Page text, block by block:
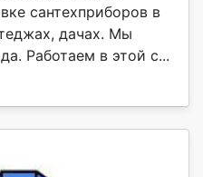
сантехприборов в
дачах. Мы
Работаем в этой с...